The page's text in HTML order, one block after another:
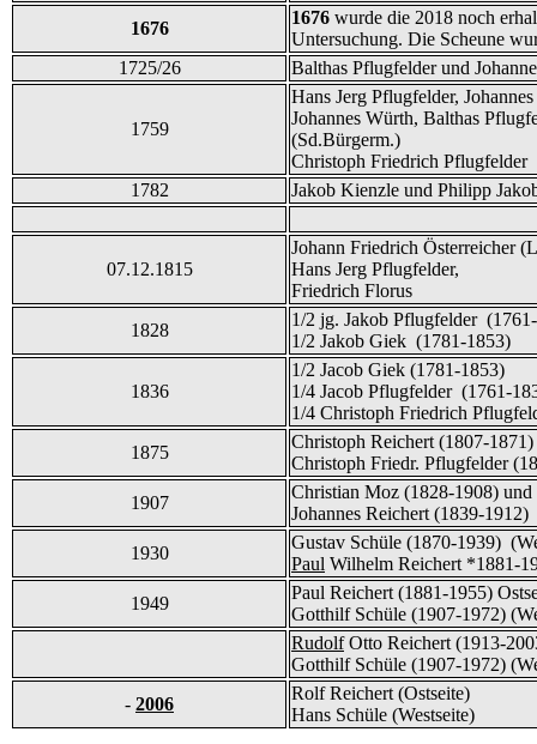
1676
1676 wurde die 2018 noch
Untersuchung. Die Scheune
1725/26
Balthas Pflugfelder und
1759
Hans Jerg Pflugfelder,
Johannes Würth, Balthas
(Sd.Bürgerm.)
Christoph Friedrich Pflugfelder
1782
Jakob Kienzle und Philipp
07.12.1815
Johann Friedrich Österreicher
Hans Jerg Pflugfelder,
Friedrich Florus
1828
1/2 jg. Jakob Pflugfelder
1/2 Jakob Giek (1781-1853)
1836
1/2 Jacob Giek (1781-1853)
1/4 Jacob Pflugfelder (1761-
1/4 Christoph Friedrich
1875
Christoph Reichert (1807-1871)
Christoph Friedr. Pflugfelder
1907
Christian Moz (1828-1908) und
Johannes Reichert (1839-1912)
1930
Gustav Schüle (1870-1939)
Paul Wilhelm Reichert *1881-
1949
Paul Reichert (1881-1955)
Gotthilf Schüle (1907-1972)
RudolfOtto Reichert (1913-
Gotthilf Schüle (1907-1972)
- 2006
Rolf Reichert (Ostseite)
Hans Schüle (Westseite)